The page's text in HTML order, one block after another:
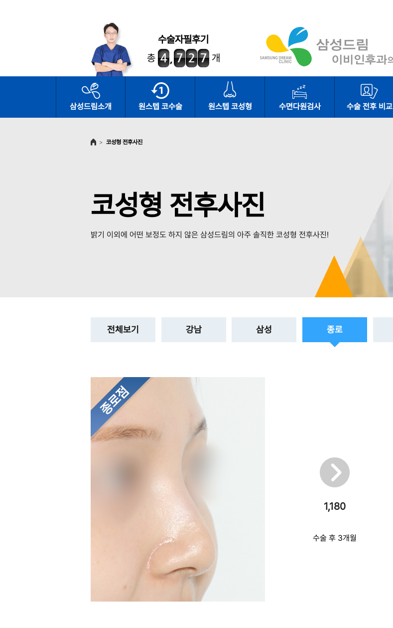
수술자필후기
총
개
삼성드림소개 원스텝 코수술 원스텝 코성형 수면다원검사 수술 전후 비교
> 코성형 전후사진
코성형 전후사진
밝기 이외에 어떤 보정도 하지 않은 삼성드림의 아주 솔직한 코성형 전후사진!
전체보기 강남 삼성 종로
1,180
수술 후 3개월